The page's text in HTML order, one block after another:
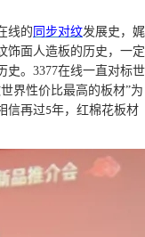
线的 同步对纹发展史，娓
饰面人造板的历史，一定
史。3377在线一直对标世
界性价比最高的板材”为
信再过5年，红棉花板材